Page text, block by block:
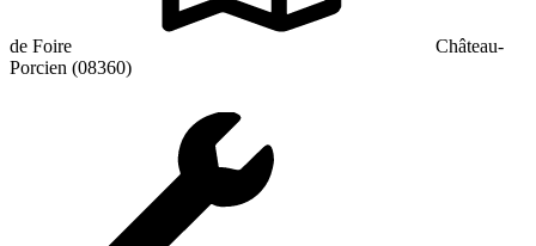
de Foire
Château-
Porcien (08360)